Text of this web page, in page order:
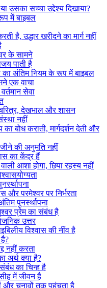
उसका सच्चा उद्देश्य दिखाया?
में बाइबल
है, उद्धार खरीदने का मार्ग नहीं
के सामने
पाती है
का अंतिम नियम के रूप में बाइबल
एक वाचा
सेवा
देखभाल और शासन
नहीं
बोध कराती, मार्गदर्शन देती और
की अनुमति नहीं
का केंद्र हैं
आशा होगा, छिपा रहस्य नहीं
और परमेश्वर पर निर्भरता
पुनर्स्थापना
प्रेम का संबंध है
उत्तर
विश्वास की नींव है
नहीं करता
अर्थ क्या है?
का चिन्ह है
में जीवन है
और चुनावों तक पहुंचता है